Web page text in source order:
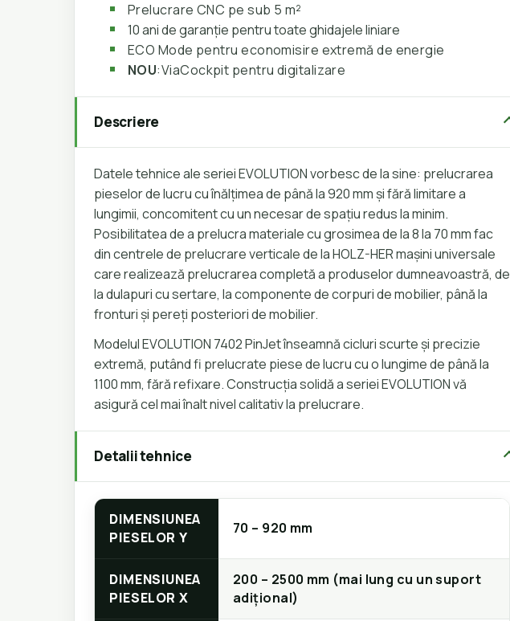
Prelucrare CNC pe sub 5 m²
10 ani de garanție pentru toate ghidajele liniare
ECO Mode pentru economisire extremă de energie
NOU:ViaCockpit pentru digitalizare
Descriere
Datele tehnice ale seriei EVOLUTION vorbesc de la sine: prelucrarea
pieselor de lucru cu înălțimea de până la 920 mm și fără limitare a
lungimii, concomitent cu un necesar de spațiu redus la minim.
Posibilitatea de a prelucra materiale cu grosimea de la 8 la 70 mm fac
din centrele de prelucrare verticale de la HOLZ-HER mașini universale
care realizează prelucrarea completă a produselor dumneavoastră, de
la dulapuri cu sertare, la componente de corpuri de mobilier, până la
fronturi și pereți posteriori de mobilier.
Modelul EVOLUTION 7402 PinJet înseamnă cicluri scurte și precizie
extremă, putând fi prelucrate piese de lucru cu o lungime de până la
1100 mm, fără refixare. Construcția solidă a seriei EVOLUTION vă
asigură cel mai înalt nivel calitativ la prelucrare.
Detalii tehnice
DIMENSIUNEA
PIESELOR Y
70 – 920 mm
DIMENSIUNEA
PIESELOR X
200 – 2500 mm (mai lung cu un suport
adițional)